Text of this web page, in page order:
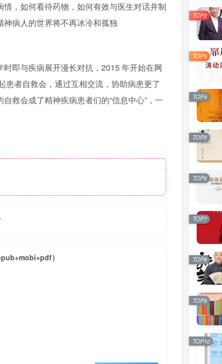
，如何看待药物，如何有效与医生对话并制
病人的世界将不再冰冷和孤独
即与疾病展开漫长对抗，2015 年开始在网
者自救会，通过互相交流，协助病患更了
救会成了精神疾病患者们的“信息中心”，一
）
TOP2
TOP3
TOP4
TOP5
TOP6
TOP7
TOP8
TOP9
TOP10